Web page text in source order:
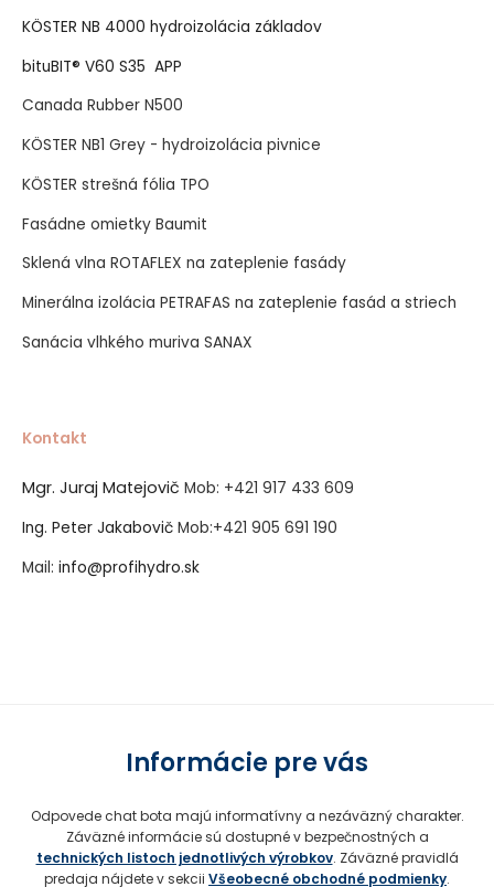
KÖSTER NB 4000 hydroizolácia základov
bituBIT® V60 S35 APP
Canada Rubber N500
KÖSTER NB1 Grey - hydroizolácia pivnice
KÖSTER strešná fólia TPO
Fasádne omietky Baumit
Sklená vlna ROTAFLEX na zateplenie fasády
Minerálna izolácia PETRAFAS na zateplenie fasád a striech
Sanácia vlhkého muriva SANAX
Kontakt
Mgr. Juraj Matejovič Mob: +421 917 433 609
Ing. Peter Jakabovič Mob:+421 905 691 190
Mail: info@profihydro.sk
Informácie pre vás
Odpovede chat bota majú informatívny a nezáväzný charakter.
Záväzné informácie sú dostupné v bezpečnostných a
technických listoch jednotlivých výrobkov. Záväzné pravidlá
predaja nájdete v sekcii Všeobecné obchodné podmienky.